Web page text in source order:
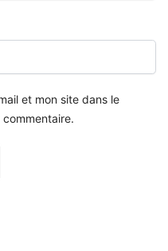
et mon site dans le